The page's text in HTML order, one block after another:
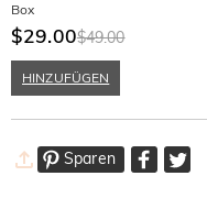
Box
$29.00$49.00
HINZUFÜGEN
Sparen